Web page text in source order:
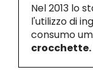
Nel 2013 lo
l'utilizzo di
consumo